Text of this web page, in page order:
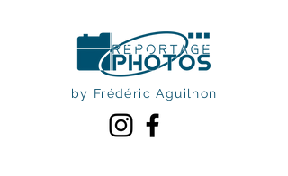
by Frédéric Aguilhon